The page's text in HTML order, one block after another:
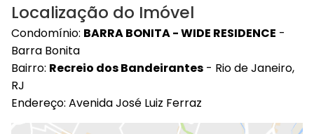
Localização do Imóvel
Condomínio: BARRA BONITA - WIDE RESIDENCE -
Barra Bonita
Bairro: Recreio dos Bandeirantes - Rio de Janeiro,
RJ
Endereço: Avenida José Luiz Ferraz